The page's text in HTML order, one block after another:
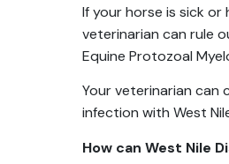
If your horse is sick
veterinarian can rule
Equine Protozoal
Your veterinarian can
infection with West
How can West Nile